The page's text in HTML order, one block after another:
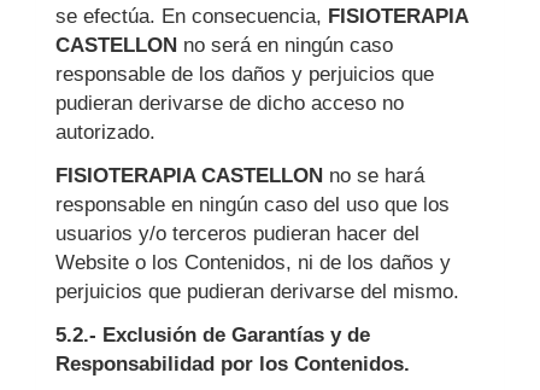
se efectúa. En consecuencia, FISIOTERAPIA
CASTELLON no será en ningún caso
responsable de los daños y perjuicios que
pudieran derivarse de dicho acceso no
autorizado.
FISIOTERAPIA CASTELLON no se hará
responsable en ningún caso del uso que los
usuarios y/o terceros pudieran hacer del
Website o los Contenidos, ni de los daños y
perjuicios que pudieran derivarse del mismo.
5.2.- Exclusión de Garantías y de
Responsabilidad por los Contenidos.